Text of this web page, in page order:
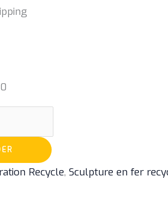
Recycle,Sculpture en fer